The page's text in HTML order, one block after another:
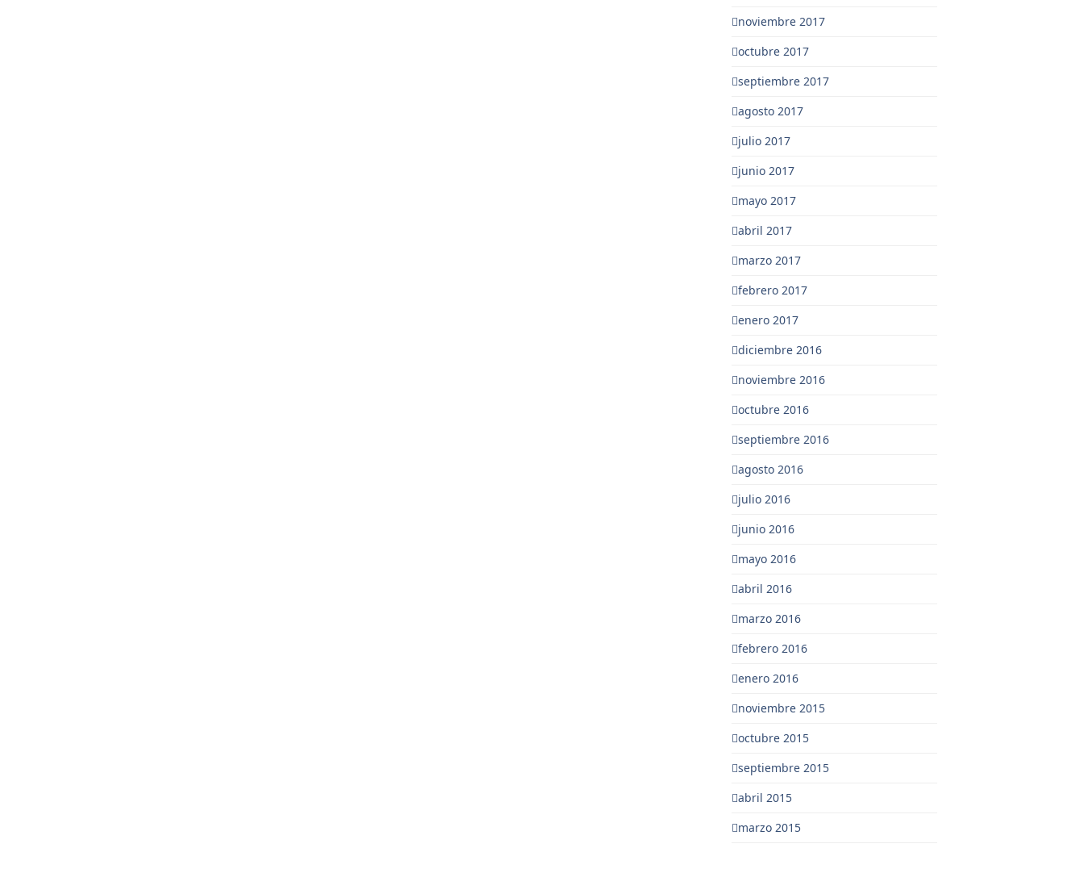
noviembre 2017
octubre 2017
septiembre 2017
agosto 2017
julio 2017
junio 2017
mayo 2017
abril 2017
marzo 2017
febrero 2017
enero 2017
diciembre 2016
noviembre 2016
octubre 2016
septiembre 2016
agosto 2016
julio 2016
junio 2016
mayo 2016
abril 2016
marzo 2016
febrero 2016
enero 2016
noviembre 2015
octubre 2015
septiembre 2015
abril 2015
marzo 2015